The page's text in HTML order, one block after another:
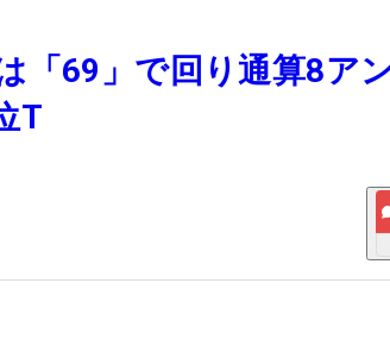
「69」で回り通算8ア
T